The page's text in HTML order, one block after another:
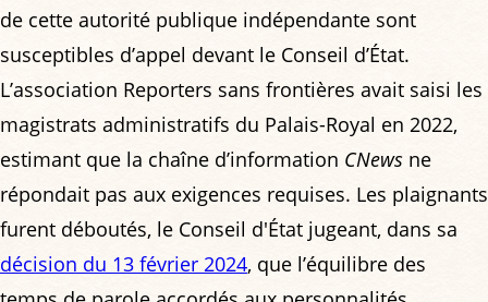
de cette autorité publique indépendante sont
susceptibles d’appel devant le Conseil d’État.
L’association Reporters sans frontières avait saisi les
magistrats administratifs du Palais-Royal en 2022,
estimant que la chaîne d’information CNews ne
répondait pas aux exigences requises. Les plaignants
furent déboutés, le Conseil d'État jugeant, dans sa
décision du 13 février 2024, que l’équilibre des